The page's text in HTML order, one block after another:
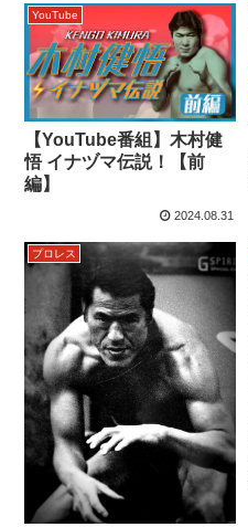
YouTube
【YouTube番組】木村健
悟 イナヅマ伝説！【前
編】
2024.08.31
プロレス